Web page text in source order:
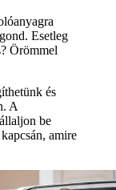
Esetleg
Örömmel
és
A
be
kapcsán, amire